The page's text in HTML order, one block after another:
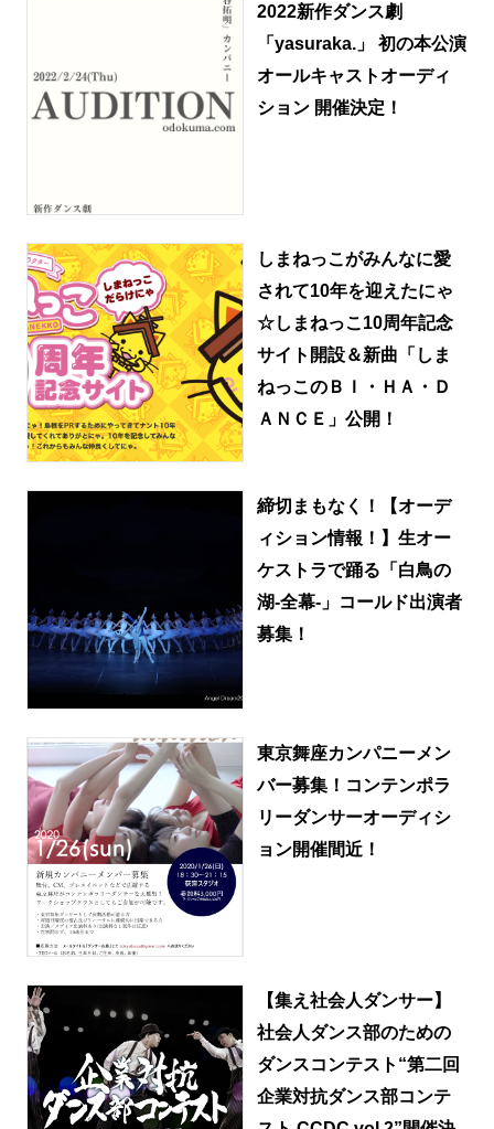
2022新作ダンス劇
「yasuraka.」 初の本公演
オールキャストオーディ
ション 開催決定！
しまねっこがみんなに愛
されて10年を迎えたにゃ
☆しまねっこ10周年記念
サイト開設＆新曲「しま
ねっこのＢＩ・ＨＡ・Ｄ
ＡＮＣＥ」公開！
締切まもなく！【オーデ
ィション情報！】生オー
ケストラで踊る「白鳥の
湖-全幕-」コールド出演者
募集！
東京舞座カンパニーメン
バー募集！コンテンポラ
リーダンサーオーディシ
ョン開催間近！
【集え社会人ダンサー】
社会人ダンス部のための
ダンスコンテスト“第二回
企業対抗ダンス部コンテ